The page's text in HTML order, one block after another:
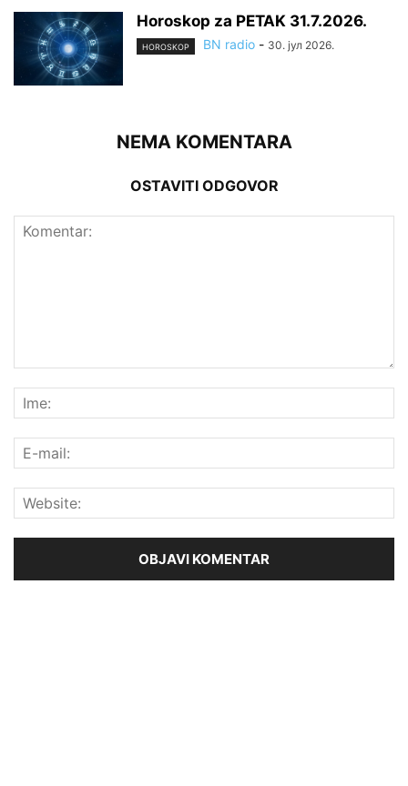
Horoskop za PETAK 31.7.2026.
HOROSKOP BN radio - 30. јул 2026.
NEMA KOMENTARA
OSTAVITI ODGOVOR